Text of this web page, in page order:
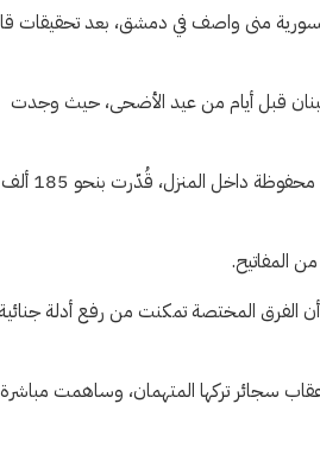
السورية منى واصف في دمشق، بعد تحقيقات
لبنان قبل أيام من عيد الأضحى، حيث وجدت
وبحسب تصريحات واصف، تبين بعد تفقد ممتلكاتها اختفاء مبالغ مالية كبيرة من العملات الأجنبية كانت محفوظة داخل المنزل، قُدّرت بنحو 185 ألف
المفاتيح.
الفرق المختصة تمكنت من رفع أدلة
سجائر تركها المتهمان، وساهمت